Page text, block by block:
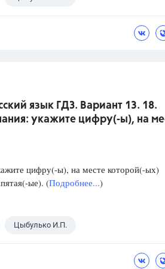
язык ГДЗ. Вариант 13. 18.
укажите цифру(-ы), на
цифру(-ы), на месте которой(-ых)
ые). (Подробнее...)
Цыбулько И.П.